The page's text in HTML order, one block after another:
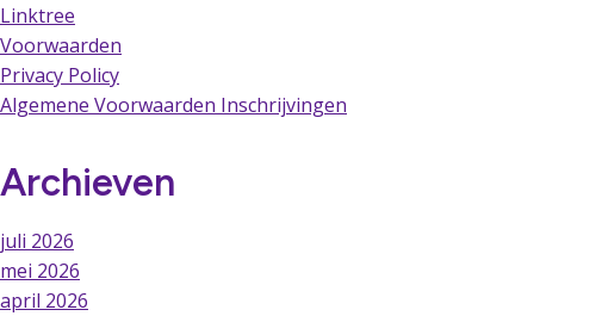
Linktree
Voorwaarden
Privacy Policy
Algemene Voorwaarden Inschrijvingen
Archieven
juli 2026
mei 2026
april 2026